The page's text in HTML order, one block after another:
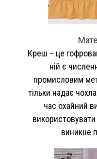
Креш – це
ній є
промисловим
тільки надає
час охайний
виникне